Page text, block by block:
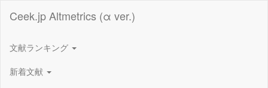
Ceek.jp Altmetrics (α ver.)
文献ランキング
新着文献